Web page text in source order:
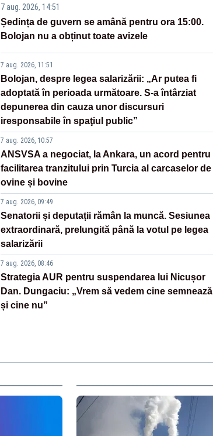
7 aug. 2026, 14:51
Ședința de guvern se amână pentru ora 15:00.
Bolojan nu a obținut toate avizele
7 aug. 2026, 11:51
Bolojan, despre legea salarizării: „Ar putea fi
adoptată în perioada următoare. S-a întârziat
depunerea din cauza unor discursuri
iresponsabile în spaţiul public”
7 aug. 2026, 10:57
ANSVSA a negociat, la Ankara, un acord pentru
facilitarea tranzitului prin Turcia al carcaselor de
ovine și bovine
7 aug. 2026, 09:49
Senatorii și deputații rămân la muncă. Sesiunea
extraordinară, prelungită până la votul pe legea
salarizării
7 aug. 2026, 08:46
Strategia AUR pentru suspendarea lui Nicușor
Dan. Dungaciu: „Vrem să vedem cine semnează
și cine nu”